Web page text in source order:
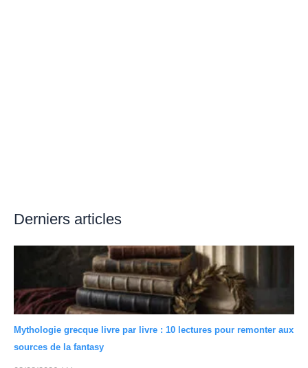
Derniers articles
Mythologie grecque livre par livre : 10 lectures pour remonter aux
sources de la fantasy